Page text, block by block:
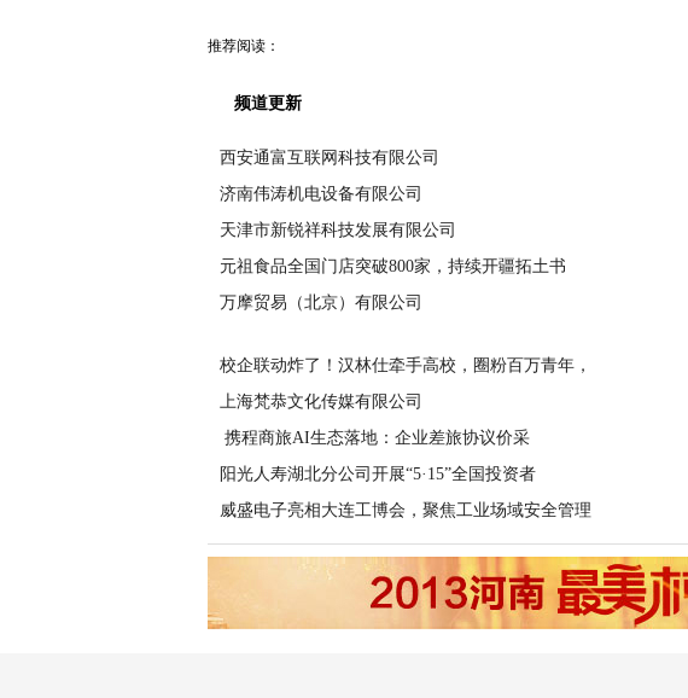
推荐阅读：
频道更新
西安通富互联网科技有限公司
济南伟涛机电设备有限公司
天津市新锐祥科技发展有限公司
元祖食品全国门店突破800家，持续开疆拓土书
万摩贸易（北京）有限公司
校企联动炸了！汉林仕牵手高校，圈粉百万青年，
上海梵恭文化传媒有限公司
​ 携程商旅AI生态落地：企业差旅协议价采
阳光人寿湖北分公司开展“5·15”全国投资者
威盛电子亮相大连工博会，聚焦工业场域安全管理